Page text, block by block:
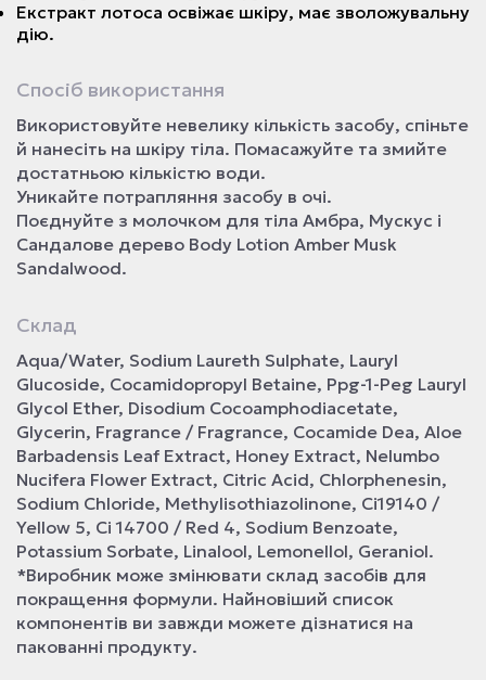
Екстракт лотоса освіжає шкіру, має зволожувальну
дію.
Спосіб використання
Використовуйте невелику кількість засобу, спіньте
й нанесіть на шкіру тіла. Помасажуйте та змийте
достатньою кількістю води.
Уникайте потрапляння засобу в очі.
Поєднуйте з молочком для тіла Амбра, Мускус і
Сандалове дерево Body Lotion Amber Musk
Sandalwood.
Склад
Aqua/Water, Sodium Laureth Sulphate, Lauryl
Glucoside, Cocamidopropyl Betaine, Ppg-1-Peg Lauryl
Glycol Ether, Disodium Cocoamphodiacetate,
Glycerin, Fragrance / Fragrance, Cocamide Dea, Aloe
Barbadensis Leaf Extract, Honey Extract, Nelumbo
Nucifera Flower Extract, Citric Acid, Chlorphenesin,
Sodium Chloride, Methylisothiazolinone, Ci19140 /
Yellow 5, Ci 14700 / Red 4, Sodium Benzoate,
Potassium Sorbate, Linalool, Lemonellol, Geraniol.
*Виробник може змінювати склад засобів для
покращення формули. Найновіший список
компонентів ви завжди можете дізнатися на
пакованні продукту.